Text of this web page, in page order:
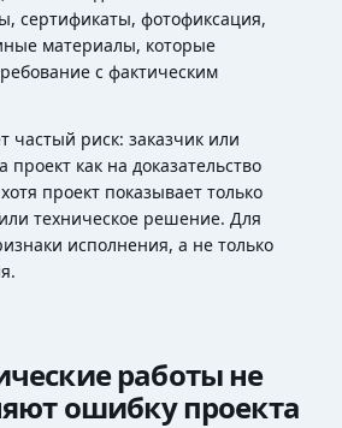
сертификаты, фотофиксация,
материалы, которые
с фактическим
частый риск: заказчик или
проект как на доказательство
проект показывает только
техническое решение. Для
исполнения, а не только
работы не
ошибку проекта